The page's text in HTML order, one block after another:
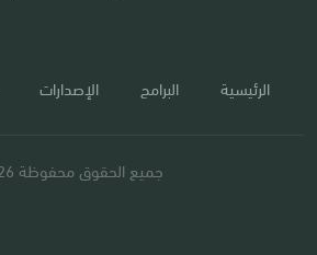
الرئيسية البرامج الإصدارات
جميع الحقوق محفوظة 2026